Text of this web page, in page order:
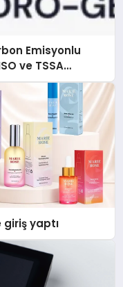
Emisyonlu
ve TSSA
yaptı